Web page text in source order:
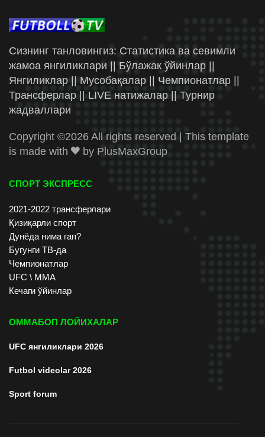
Сизнинг танловингиз: Статистика ва севимли
жамоа янгиликлари || Бўлажак ўйинлар ||
Янгиликлар || Мусобақалар || Чемпионатлар ||
Трансферлар || LIVE натижалар || Турнир
жадваллари
Copyright ©2026 All rights reserved | This template
is made with
by PlusMaxGroup
СПОРТ ЭКСПРЕСС
2021-2022 трансферлари
Қизиқарли спорт
Дунёда нима гап?
Бугунги ТВ-да
Чемпионатлар
UFC \ ММА
Кечаги ўйинлар
ОММАБОП ЛОЙИХАЛАР
UFC янгиликлари 2026
Futbol videolar 2026
Sport forum